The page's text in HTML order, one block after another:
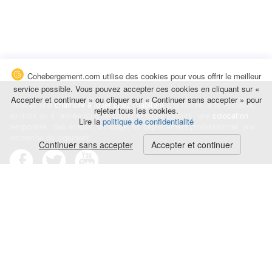
Trouvez unechambre à louer chez l'habitantà la nuitée, à la semaine,
au mois ou à l'année pour de courts et longs séjours, une
temporaire : des études, un stage, un déplacement professionnel, une
Cohebergement.com utilise des cookies pour vous offrir le meilleur
service possible. Vous pouvez accepter ces cookies en cliquant sur «
Accepter et continuer » ou cliquer sur « Continuer sans accepter » pour
rejeter tous les cookies.
Lire la politique de confidentialité
Continuer sans accepter Accepter et continuer